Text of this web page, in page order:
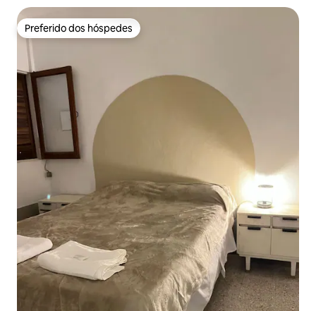
Preferido dos hóspedes
Preferido dos hóspedes